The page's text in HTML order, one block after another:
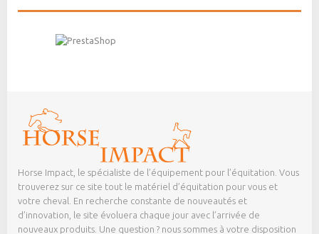
Horse Impact, le spécialiste de l’équipement pour l’équitation. Vous
trouverez sur ce site tout le matériel d’équitation pour vous et
votre cheval. En recherche constante de nouveautés et
d’innovation, le site évoluera chaque jour avec l’arrivée de
nouveaux produits. Une question ? nous sommes à votre disposition